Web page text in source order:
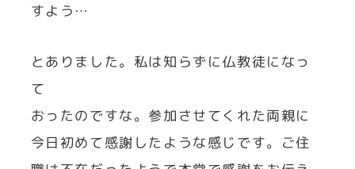
すよう…
とありました。私は知らずに仏教徒になっ
て
おったのですな。参加させてくれた両親に
今日初めて感謝したような感じです。ご住